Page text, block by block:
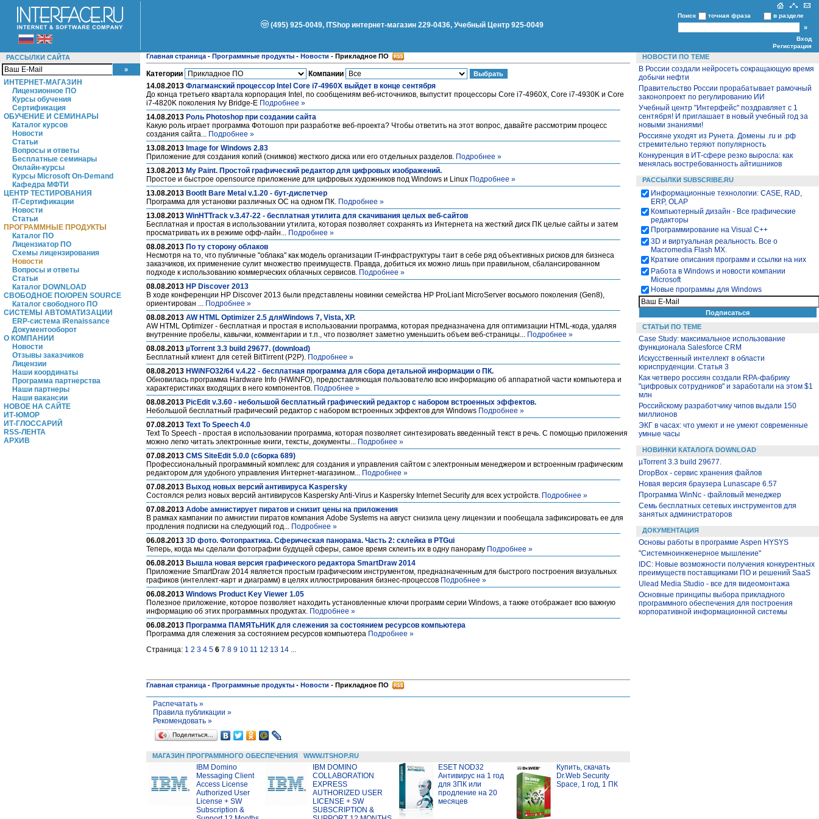
(495) 925-0049, ITShop интернет-магазин 229-0436, Учебный Центр 925-0049
Поиск точная фраза в разделе
Вход
Регистрация
РАССЫЛКИ САЙТА
ИНТЕРНЕТ-МАГАЗИН
Лицензионное ПО
Курсы обучения
Сертификация
ОБУЧЕНИЕ И СЕМИНАРЫ
Каталог курсов
Новости
Статьи
Вопросы и ответы
Бесплатные семинары
Онлайн-курсы
Курсы Microsoft On-Demand
Кафедра МФТИ
ЦЕНТР ТЕСТИРОВАНИЯ
IT-Сертификации
Новости
Статьи
ПРОГРАММНЫЕ ПРОДУКТЫ
Каталог ПО
Лицензиатор ПО
Схемы лицензирования
Новости
Вопросы и ответы
Статьи
Каталог DOWNLOAD
СВОБОДНОЕ ПО/OPEN SOURCE
Каталог свободного ПО
СИСТЕМЫ АВТОМАТИЗАЦИИ
ERP-система iRenaissance
Документооборот
О КОМПАНИИ
Новости
Отзывы заказчиков
Лицензии
Наши координаты
Программа партнерства
Наши партнеры
Наши вакансии
НОВОЕ НА САЙТЕ
ИТ-ЮМОР
ИТ-ГЛОССАРИЙ
RSS-ЛЕНТА
АРХИВ
Главная страница - Программные продукты - Новости - Прикладное ПО
Категории
Компании
14.08.2013 Флагманский процессор Intel Core i7-4960X выйдет в конце сентября
До конца третьего квартала корпорация Intel, по сообщениям веб-источников, выпустит процессоры Core i7-4960X, Core i7-4930K и Core
i7-4820K поколения Ivy Bridge-E Подробнее »
14.08.2013 Роль Photoshop при создании сайта
Какую роль играет программа Фотошоп при разработке веб-проекта? Чтобы ответить на этот вопрос, давайте рассмотрим процесс
создания сайта... Подробнее »
13.08.2013 Image for Windows 2.83
Приложение для создания копий (снимков) жесткого диска или его отдельных разделов. Подробнее »
13.08.2013 My Paint. Простой графический редактор для цифровых изображений.
Простое и быстрое opensource приложение для цифровых художников под Windows и Linux Подробнее »
13.08.2013 BootIt Bare Metal v.1.20 - бут-диспетчер
Программа для установки различных ОС на одном ПК. Подробнее »
13.08.2013 WinHTTrack v.3.47-22 - бесплатная утилита для скачивания целых веб-сайтов
Бесплатная и простая в использовании утилита, которая позволяет сохранять из Интернета на жесткий диск ПК целые сайты и затем
просматривать их в режиме офф-лайн... Подробнее »
08.08.2013 По ту сторону облаков
Несмотря на то, что публичные "облака" как модель организации IT-инфраструктуры таит в себе ряд объективных рисков для бизнеса
заказчиков, их применение сулит множество преимуществ. Правда, добиться их можно лишь при правильном, сбалансированном
подходе к использованию коммерческих облачных сервисов. Подробнее »
08.08.2013 HP Discover 2013
В ходе конференции HP Discover 2013 были представлены новинки семейства HP ProLiant MicroServer восьмого поколения (Gen8),
ориентирован ... Подробнее »
08.08.2013 AW HTML Optimizer 2.5 дляWindows 7, Vista, XP.
AW HTML Optimizer - бесплатная и простая в использовании программа, которая предназначена для оптимизации HTML-кода, удаляя
внутренние пробелы, кавычки, комментарии и т.п., что позволяет заметно уменьшить объем веб-страницы... Подробнее »
08.08.2013 µTorrent 3.3 build 29677. (download)
Бесплатный клиент для сетей BitTirrent (P2P). Подробнее »
08.08.2013 HWiNFO32/64 v.4.22 - бесплатная программа для сбора детальной информации о ПК.
Обновилась программа Hardware Info (HWiNFO), предоставляющая пользователю всю информацию об аппаратной части компьютера и
характеристиках входящих в него компонентов. Подробнее »
08.08.2013 PicEdit v.3.60 - небольшой бесплатный графический редактор с набором встроенных эффектов.
Небольшой бесплатный графический редактор с набором встроенных эффектов для Windows Подробнее »
07.08.2013 Text To Speech 4.0
Text To Speech - простая в использовании программа, которая позволяет синтезировать введенный текст в речь. С помощью приложения
можно легко читать электронные книги, тексты, документы... Подробнее »
07.08.2013 CMS SiteEdit 5.0.0 (сборка 689)
Профессиональный программный комплекс для создания и управления сайтом с электронным менеджером и встроенным графическим
редактором для удобного управления Интернет-магазином... Подробнее »
07.08.2013 Выход новых версий антивируса Kaspersky
Состоялся релиз новых версий антивирусов Kaspersky Anti-Virus и Kaspersky Internet Security для всех устройств. Подробнее »
07.08.2013 Adobe амнистирует пиратов и снизит цены на приложения
В рамках кампании по амнистии пиратов компания Adobe Systems на август снизила цену лицензии и пообещала зафиксировать ее для
продления подписки на следующий год... Подробнее »
06.08.2013 3D фото. Фотопрактика. Сферическая панорама. Часть 2: склейка в PTGui
Теперь, когда мы сделали фотографии будущей сферы, самое время склеить их в одну панораму Подробнее »
06.08.2013 Вышла новая версия графического редактора SmartDraw 2014
Приложение SmartDraw 2014 является простым графическим инструментом, предназначенным для быстрого построения визуальных
графиков (интеллект-карт и диаграмм) в целях иллюстрирования бизнес-процессов Подробнее »
06.08.2013 Windows Product Key Viewer 1.05
Полезное приложение, которое позволяет находить установленные ключи программ серии Windows, а также отображает всю важную
информацию об этих программных продуктах. Подробнее »
06.08.2013 Программа ПАМЯТьНИК для слежения за состоянием ресурсов компьютера
Программа для слежения за состоянием ресурсов компьютера Подробнее »
Страница: 1 2 3 4 5 6 7 8 9 10 11 12 13 14 ...
Главная страница - Программные продукты - Новости - Прикладное ПО
Распечатать »
Правила публикации »
Рекомендовать »
Поделиться…
МАГАЗИН ПРОГРАММНОГО ОБЕСПЕЧЕНИЯ WWW.ITSHOP.RU
IBM Domino
Messaging Client
Access License
Authorized User
License + SW
Subscription &
IBM DOMINO
COLLABORATION
EXPRESS
AUTHORIZED USER
LICENSE + SW
SUBSCRIPTION &
ESET NOD32
Антивирус на 1 год
для 3ПК или
продление на 20
месяцев
Купить, скачать
Dr.Web Security
Space, 1 год, 1 ПК
НОВОСТИ ПО ТЕМЕ
В России создали нейросеть сокращающую время
добычи нефти
Правительство России прорабатывает рамочный
законопроект по регулированию ИИ
Учебный центр "Интерфейс" поздравляет с 1
сентября! И приглашает в новый учебный год за
новыми знаниями!
Россияне уходят из Рунета. Домены .ru и .рф
стремительно теряют популярность
Конкуренция в ИТ-сфере резко выросла: как
менялась востребованность айтишников
РАССЫЛКИ SUBSCRIBE.RU
Информационные технологии: CASE, RAD,
ERP, OLAP
Компьютерный дизайн - Все графические
редакторы
Программирование на Visual С++
3D и виртуальная реальность. Все о
Macromedia Flash MX.
Краткие описания программ и ссылки на них
Работа в Windows и новости компании
Microsoft
Новые программы для Windows
СТАТЬИ ПО ТЕМЕ
Case Study: максимальное использование
функционала Salesforce CRM
Искусственный интеллект в области
юриспруденции. Статья 3
Как четверо россиян создали RPA-фабрику
"цифровых сотрудников" и заработали на этом $1
млн
Российскому разработчику чипов выдали 150
миллионов
ЭКГ в часах: что умеют и не умеют современные
умные часы
НОВИНКИ КАТАЛОГА DOWNLOAD
µTorrent 3.3 build 29677.
DropBox - сервис хранения файлов
Новая версия браузера Lunascape 6.57
Программа WinNc - файловый менеджер
Семь бесплатных сетевых инструментов для
занятых администраторов
ДОКУМЕНТАЦИЯ
Основы работы в программе Aspen HYSYS
"Системноинженерное мышление"
IDC: Новые возможности получения конкурентных
преимуществ поставщиками ПО и решений SaaS
Ulead Media Studio - все для видеомонтажа
Основные принципы выбора прикладного
программного обеспечения для построения
корпоративной информационной системы